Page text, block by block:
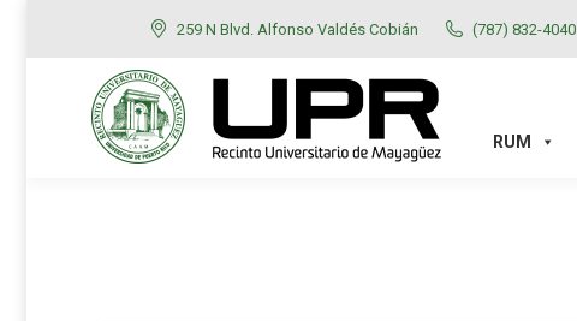
259 N Blvd. Alfonso Valdés Cobián (787) 832-4040
RUM
RUM ADMISIONES